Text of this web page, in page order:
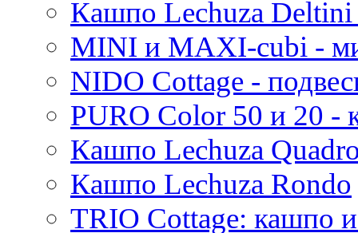
Кашпо Lechuza
MINI и MAXI-cubi -
NIDO Cottage -
PURO Color 50 и 20
Кашпо Lechuza
Кашпо Lechuza Rondo
TRIO Cottage: кашпо